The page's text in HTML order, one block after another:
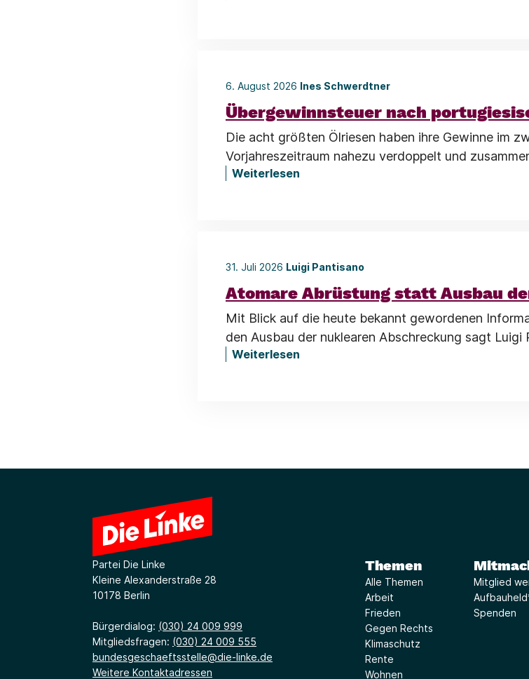
6. August 2026 Ines Schwerdtner
Übergewinnsteuer nach
Die acht größten Ölriesen haben ihre Gewinne im
Vorjahreszeitraum nahezu verdoppelt und
Weiterlesen
31. Juli 2026 Luigi Pantisano
Atomare Abrüstung statt Ausbau
Mit Blick auf die heute bekannt gewordenen
den Ausbau der nuklearen Abschreckung sagt Luigi
Weiterlesen
Partei Die Linke
Kleine Alexanderstraße 28
10178 Berlin
Bürgerdialog: (030) 24 009 999
Mitgliedsfragen: (030) 24 009 555
bundesgeschaeftsstelle@die-linke.de
Weitere Kontaktadressen
Themen
Alle Themen
Arbeit
Frieden
Gegen Rechts
Klimaschutz
Rente
Wohnen
Mitglied
Spenden